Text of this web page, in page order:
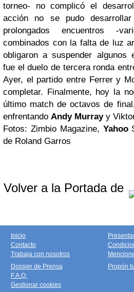
torneo- no complicó el
acción no se pudo
prolongados encuentros -
combinados con la falta de luz
obligaron a suspender algunos
fue el duelo de tercera ronda
Ayer, el partido entre Ferrer y
completar. Finalmente, hoy la
último matchde octavos de
enfrentando Andy Murrayy
Fotos: Zimbio Magazine, Yahoo
de Roland Garros
Volver a la Portada de
Inicio
Contacto
Trabaja con nosotros
Dossier de Prensa
F.A.Q.
Gestionar cookies
Propón